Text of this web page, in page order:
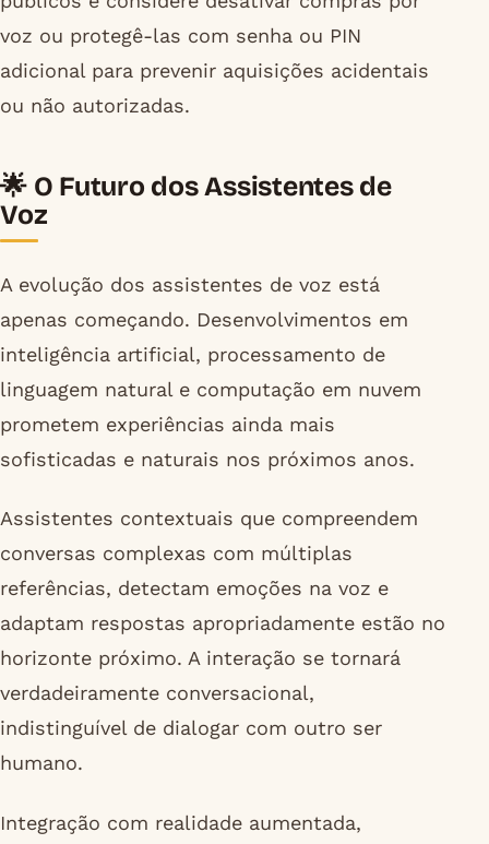
voz ou protegê-las com senha ou PIN
adicional para prevenir aquisições acidentais
ou não autorizadas.
🌟 O Futuro dos Assistentes de
Voz
A evolução dos assistentes de voz está
apenas começando. Desenvolvimentos em
inteligência artificial, processamento de
linguagem natural e computação em nuvem
prometem experiências ainda mais
sofisticadas e naturais nos próximos anos.
Assistentes contextuais que compreendem
conversas complexas com múltiplas
referências, detectam emoções na voz e
adaptam respostas apropriadamente estão no
horizonte próximo. A interação se tornará
verdadeiramente conversacional,
indistinguível de dialogar com outro ser
humano.
Integração com realidade aumentada,